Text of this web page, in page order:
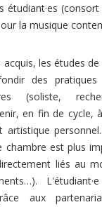
la musique
acquis, les études
des
(soliste,
en fin de cycle,
chambre est plus
liés au
aux